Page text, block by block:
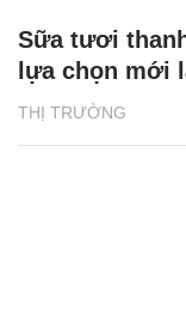
THỊ TRƯỜNG
Sữa tươi
lựa chọn mới